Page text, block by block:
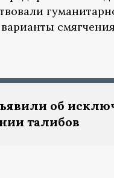
об
талибов